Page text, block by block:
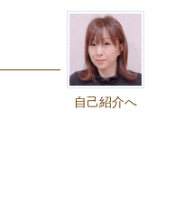
自己紹介へ